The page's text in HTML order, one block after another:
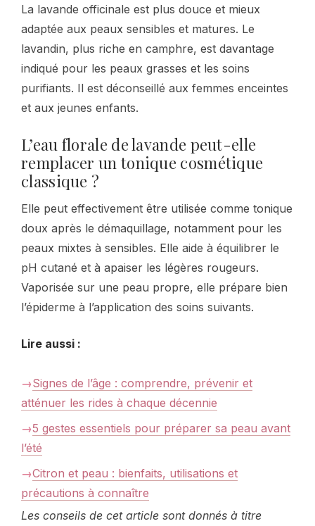
La lavande officinale est plus douce et mieux
adaptée aux peaux sensibles et matures. Le
lavandin, plus riche en camphre, est davantage
indiqué pour les peaux grasses et les soins
purifiants. Il est déconseillé aux femmes enceintes
et aux jeunes enfants.
L’eau florale de lavande peut-elle
remplacer un tonique cosmétique
classique ?
Elle peut effectivement être utilisée comme tonique
doux après le démaquillage, notamment pour les
peaux mixtes à sensibles. Elle aide à équilibrer le
pH cutané et à apaiser les légères rougeurs.
Vaporisée sur une peau propre, elle prépare bien
l’épiderme à l’application des soins suivants.
Lire aussi :
Signes de l’âge : comprendre, prévenir et
atténuer les rides à chaque décennie
5 gestes essentiels pour préparer sa peau avant
l’été
Citron et peau : bienfaits, utilisations et
précautions à connaître
Les conseils de cet article sont donnés à titre